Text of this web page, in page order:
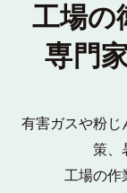
工場の
専門
有害ガスや粉じ
策、
工場の作